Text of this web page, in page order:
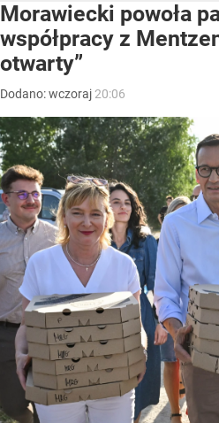
Morawiecki powoła
współpracy z
otwarty”
Dodano:wczoraj 20:06